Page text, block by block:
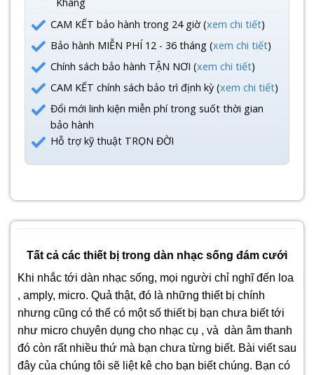
CAM KẾT bảo hành trong 24 giờ (xem chi tiết)
Bảo hành MIỄN PHÍ 12 - 36 tháng (xem chi tiết)
Chính sách bảo hành TẬN NƠI (xem chi tiết)
CAM KẾT chính sách bảo trì định kỳ (xem chi tiết)
Đổi mới linh kiện miễn phí trong suốt thời gian
bảo hành
Hỗ trợ kỹ thuật TRỌN ĐỜI
Tất cả các thiết bị trong dàn nhạc sống đám cưới
Khi nhắc tới dàn nhạc sống, mọi người chỉ nghĩ đến loa
, amply, micro. Quả thật, đó là những thiết bị chính
nhưng cũng có thể có một số thiết bị bạn chưa biết tới
như micro chuyên dụng cho nhạc cụ , và dàn âm thanh
đó còn rất nhiều thứ mà bạn chưa từng biết. Bài viết sau
đây của chúng tôi sẽ liệt kê cho bạn biết chúng. Bạn có